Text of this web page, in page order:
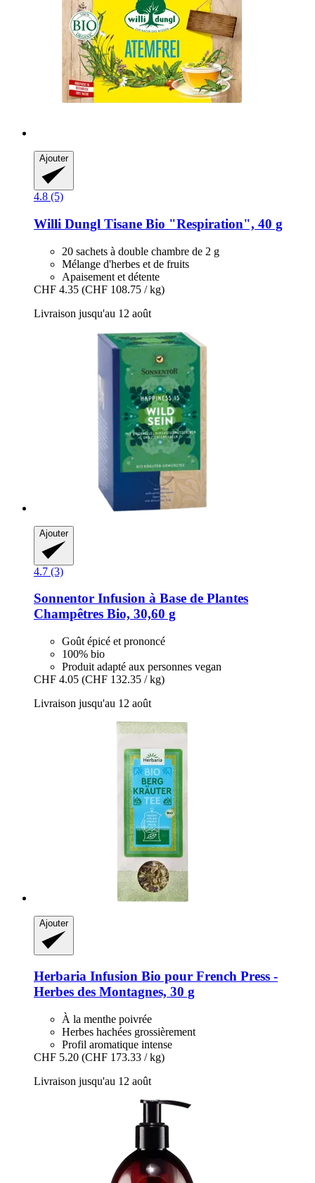
Ajouter
4.8 (5)
Willi Dungl Tisane Bio "Respiration", 40 g
20 sachets à double chambre de 2 g
Mélange d'herbes et de fruits
Apaisement et détente
CHF 4.35 (CHF 108.75 / kg)
Livraison jusqu'au 12 août
Ajouter
4.7 (3)
Sonnentor Infusion à Base de Plantes
Champêtres Bio, 30,60 g
Goût épicé et prononcé
100% bio
Produit adapté aux personnes vegan
CHF 4.05 (CHF 132.35 / kg)
Livraison jusqu'au 12 août
Ajouter
Herbaria Infusion Bio pour French Press -​
Herbes des Montagnes, 30 g
À la menthe poivrée
Herbes hachées grossièrement
Profil aromatique intense
CHF 5.20 (CHF 173.33 / kg)
Livraison jusqu'au 12 août